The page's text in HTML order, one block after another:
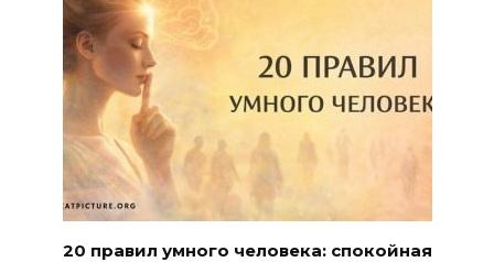
20 правил умного человека: спокойная